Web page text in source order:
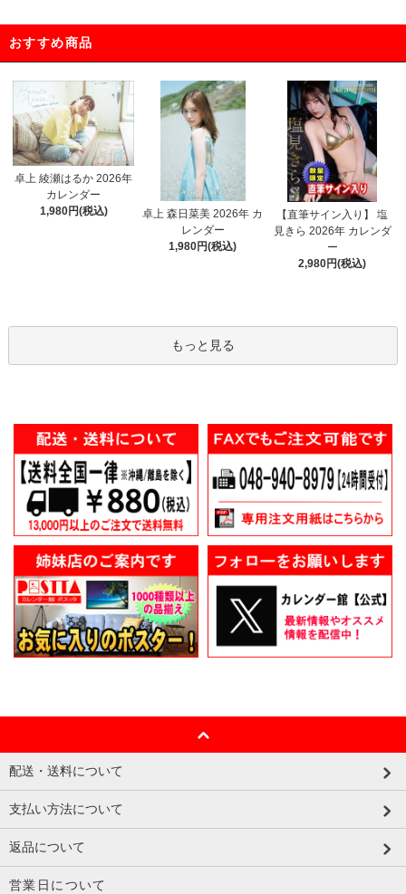
おすすめ商品
卓上 綾瀬はるか 2026年
カレンダー
1,980円(税込)
卓上 森日菜美 2026年 カ
レンダー
1,980円(税込)
【直筆サイン入り】 塩
見きら 2026年 カレンダ
ー
2,980円(税込)
もっと見る
配送・送料について
支払い方法について
返品について
営業日について